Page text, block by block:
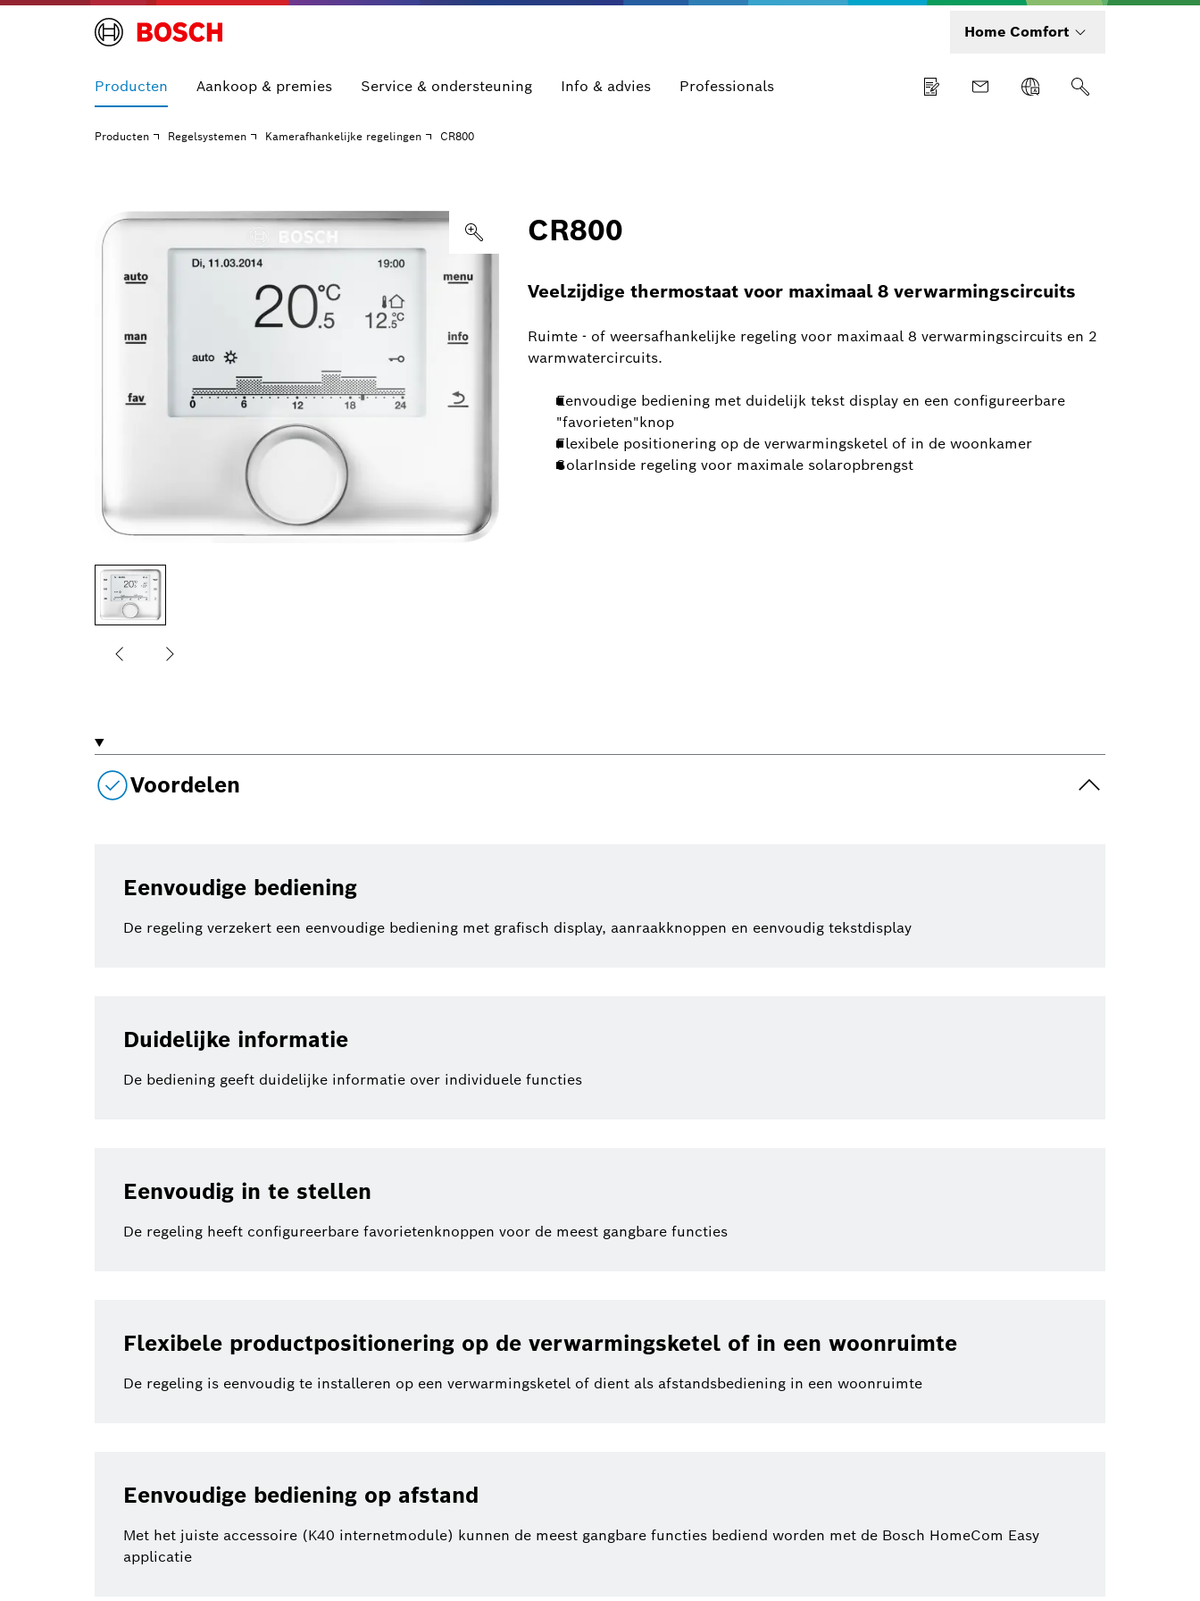
Home Comfort
Producten Aankoop & premies Service & ondersteuning Info & advies Professionals
Producten Regelsystemen Kamerafhankelijke regelingen CR800
CR800
Veelzijdige thermostaat voor maximaal 8 verwarmingscircuits
Ruimte - of weersafhankelijke regeling voor maximaal 8 verwarmingscircuits en 2
warmwatercircuits.
Eenvoudige bediening met duidelijk tekst display en een configureerbare
"favorieten"knop
Flexibele positionering op de verwarmingsketel of in de woonkamer
SolarInside regeling voor maximale solaropbrengst
Voordelen
Eenvoudige bediening
De regeling verzekert een eenvoudige bediening met grafisch display, aanraakknoppen en eenvoudig tekstdisplay
Duidelijke informatie
De bediening geeft duidelijke informatie over individuele functies
Eenvoudig in te stellen
De regeling heeft configureerbare favorietenknoppen voor de meest gangbare functies
Flexibele productpositionering op de verwarmingsketel of in een woonruimte
De regeling is eenvoudig te installeren op een verwarmingsketel of dient als afstandsbediening in een woonruimte
Eenvoudige bediening op afstand
Met het juiste accessoire (K40 internetmodule) kunnen de meest gangbare functies bediend worden met de Bosch HomeCom Easy
applicatie